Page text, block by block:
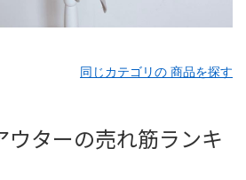
同じカテゴリの 商品を探す
ウターの売れ筋ランキ